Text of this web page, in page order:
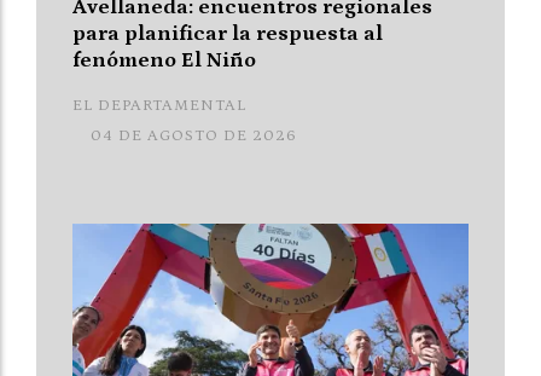
Avellaneda: encuentros regionales
para planificar la respuesta al
fenómeno El Niño
EL DEPARTAMENTAL
04 DE AGOSTO DE 2026